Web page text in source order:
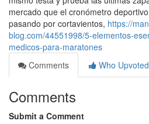
mercado que el cronómetro
pasando por cortavientos, https://
blog.com/44551998/5-elementos-
medicos-para-maratones
Comments
Who Upvoted
Comments
Submit a Comment